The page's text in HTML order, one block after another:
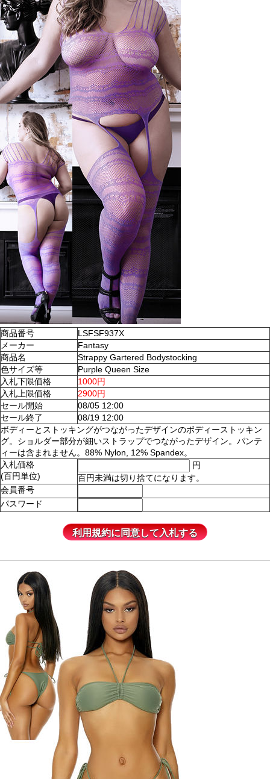
商品番号
LSFSF937X
メーカー
Fantasy
商品名
Strappy Gartered Bodystocking
色サイズ等
Purple Queen Size
入札下限価格
1000円
入札上限価格
2900円
セール開始
08/05 12:00
セール終了
08/19 12:00
ボディーとストッキングがつながったデザインのボディーストッキン
グ。ショルダー部分が細いストラップでつながったデザイン。パンテ
ィーは含まれません。88% Nylon, 12% Spandex。
入札価格
(百円単位)
円
百円未満は切り捨てになります。
会員番号
パスワード